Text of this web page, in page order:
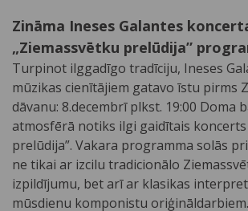
Zināma Ineses Galantes
„Ziemassvētku prelūdija”
Turpinot ilggadīgo tradīciju, Ineses
mūzikas cienītājiem gatavo īstu pirms
dāvanu: 8.decembrī plkst. 19:00 Doma
atmosfērā notiks ilgi gaidītais koncerts
prelūdija”. Vakara programma solās
ne tikai ar izcilu tradicionālo
izpildījumu, bet arī ar klasikas
mūsdienu komponistu oriģināldarbiem.